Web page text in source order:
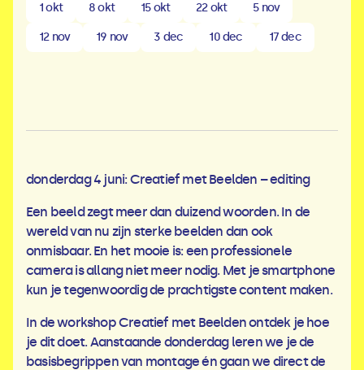
1 okt 8 okt 15 okt 22 okt 5 nov
12 nov 19 nov 3 dec 10 dec 17 dec
donderdag 4 juni: Creatief met Beelden – editing
Een beeld zegt meer dan duizend woorden. In de
wereld van nu zijn sterke beelden dan ook
onmisbaar. En het mooie is: een professionele
camera is allang niet meer nodig. Met je smartphone
kun je tegenwoordig de prachtigste content maken.
In de workshop Creatief met Beelden ontdek je hoe
je dit doet. Aanstaande donderdag leren we je de
basisbegrippen van montage én gaan we direct de